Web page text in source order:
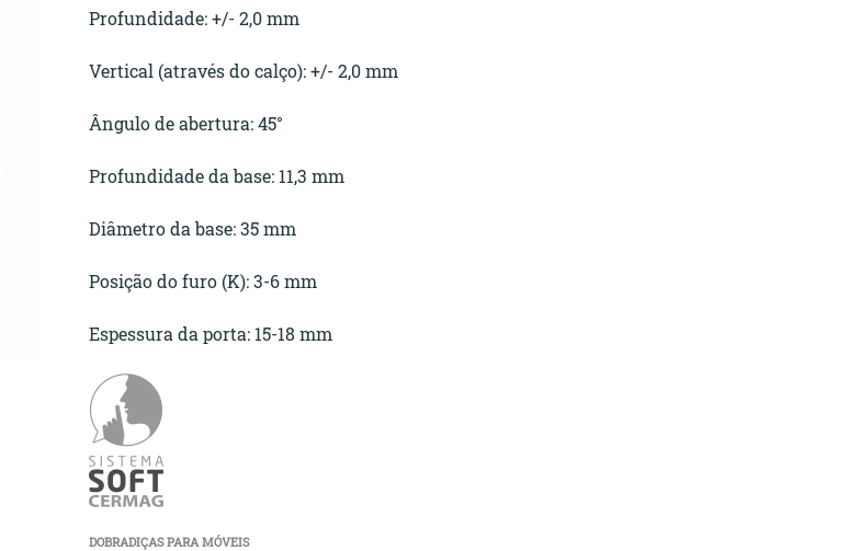
Profundidade: +/- 2,0 mm
Vertical (através do calço): +/- 2,0 mm
Ângulo de abertura: 45°
Profundidade da base: 11,3 mm
Diâmetro da base: 35 mm
Posição do furo (K): 3-6 mm
Espessura da porta: 15-18 mm
DOBRADIÇAS PARA MÓVEIS